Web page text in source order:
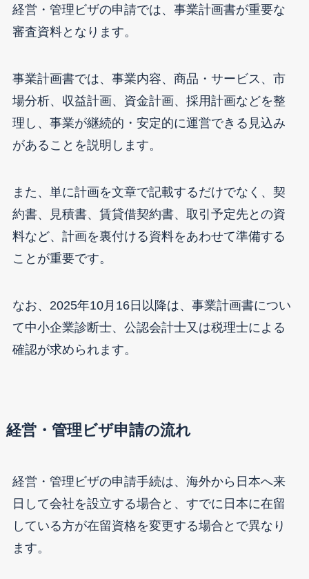
経営・管理ビザの申請では、事業計画書が重要な
審査資料となります。
事業計画書では、事業内容、商品・サービス、市
場分析、収益計画、資金計画、採用計画などを整
理し、事業が継続的・安定的に運営できる見込み
があることを説明します。
また、単に計画を文章で記載するだけでなく、契
約書、見積書、賃貸借契約書、取引予定先との資
料など、計画を裏付ける資料をあわせて準備する
ことが重要です。
なお、2025年10月16日以降は、事業計画書につい
て中小企業診断士、公認会計士又は税理士による
確認が求められます。
経営・管理ビザ申請の流れ
経営・管理ビザの申請手続は、海外から日本へ来
日して会社を設立する場合と、すでに日本に在留
している方が在留資格を変更する場合とで異なり
ます。